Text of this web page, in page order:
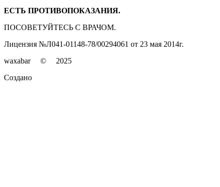
ЕСТЬ ПРОТИВОПОКАЗАНИЯ.
ПОСОВЕТУЙТЕСЬ С ВРАЧОМ.
Лицензия №Л041-01148-78/00294061 от 23 мая 2014г.
waxabar © 2025
Создано